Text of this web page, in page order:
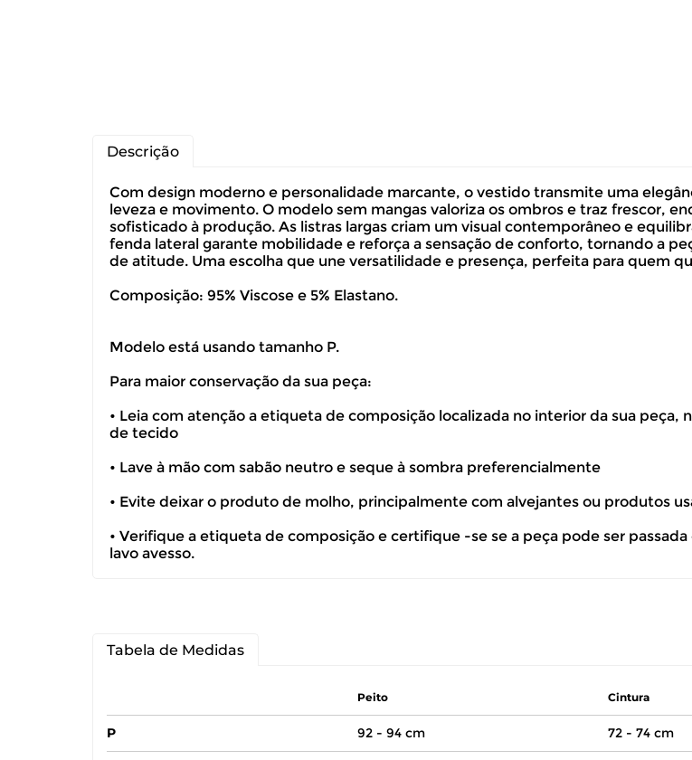
Descrição
Com design moderno e personalidade marcante, o vestido transmite uma
leveza e movimento. O modelo sem mangas valoriza os ombros e traz frescor,
sofisticado à produção. As listras largas criam um visual contemporâneo e
fenda lateral garante mobilidade e reforça a sensação de conforto, tornando a
de atitude. Uma escolha que une versatilidade e presença, perfeita para quem
Composição: 95% Viscose e 5% Elastano.
Modelo está usando tamanho P.
Para maior conservação da sua peça:
• Leia com atenção a etiqueta de composição localizada no interior da sua
de tecido
• Lave à mão com sabão neutro e seque à sombra preferencialmente
• Evite deixar o produto de molho, principalmente com alvejantes ou produtos
• Verifique a etiqueta de composição e certifique -se se a peça pode ser
lavo avesso.
Tabela de Medidas
Peito Cintura
P 92 - 94 cm 72 - 74 cm